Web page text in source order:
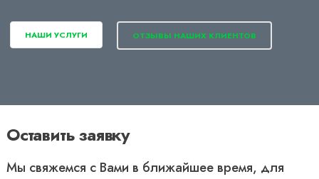
НАШИ УСЛУГИ ОТЗЫВЫ НАШИХ КЛИЕНТОВ
Оставить заявку
Мы свяжемся с Вами в ближайшее время, для